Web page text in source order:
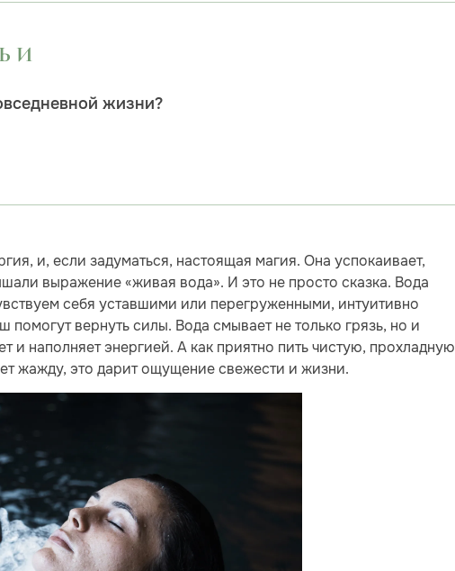
жизни?
и, если задуматься, настоящая магия. Она успокаивает,
выражение «живая вода». И это не просто сказка. Вода
себя уставшими или перегруженными, интуитивно
вернуть силы. Вода смывает не только грязь, но и
и наполняет энергией. А как приятно пить чистую, прохладную
жажду, это дарит ощущение свежести и жизни.